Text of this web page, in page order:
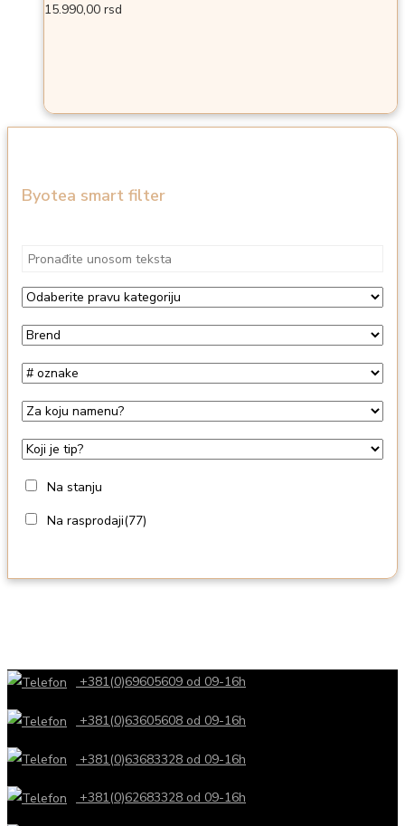
15.990,00 rsd
Byotea smart filter
Na stanju
Na rasprodaji(77)
+381(0)69605609 od 09-16h
+381(0)63605608 od 09-16h
+381(0)63683328 od 09-16h
+381(0)62683328 od 09-16h